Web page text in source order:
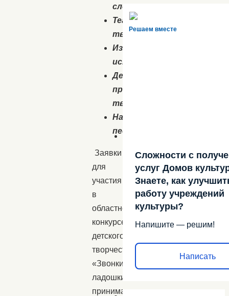
слово
Театральное
творчество
Изобразительное
искусство
Декоративно-
прикладное
творчество
Наставник-
педагог
Заявки
для
участия
в
областном
конкурсе
детского
творчества
«Звонкие
ладошки»
принимаются
Решаем вместе
Сложности с
услуг Домов
Знаете, как
работу учреждений
культуры?
Напишите — решим!
Написать